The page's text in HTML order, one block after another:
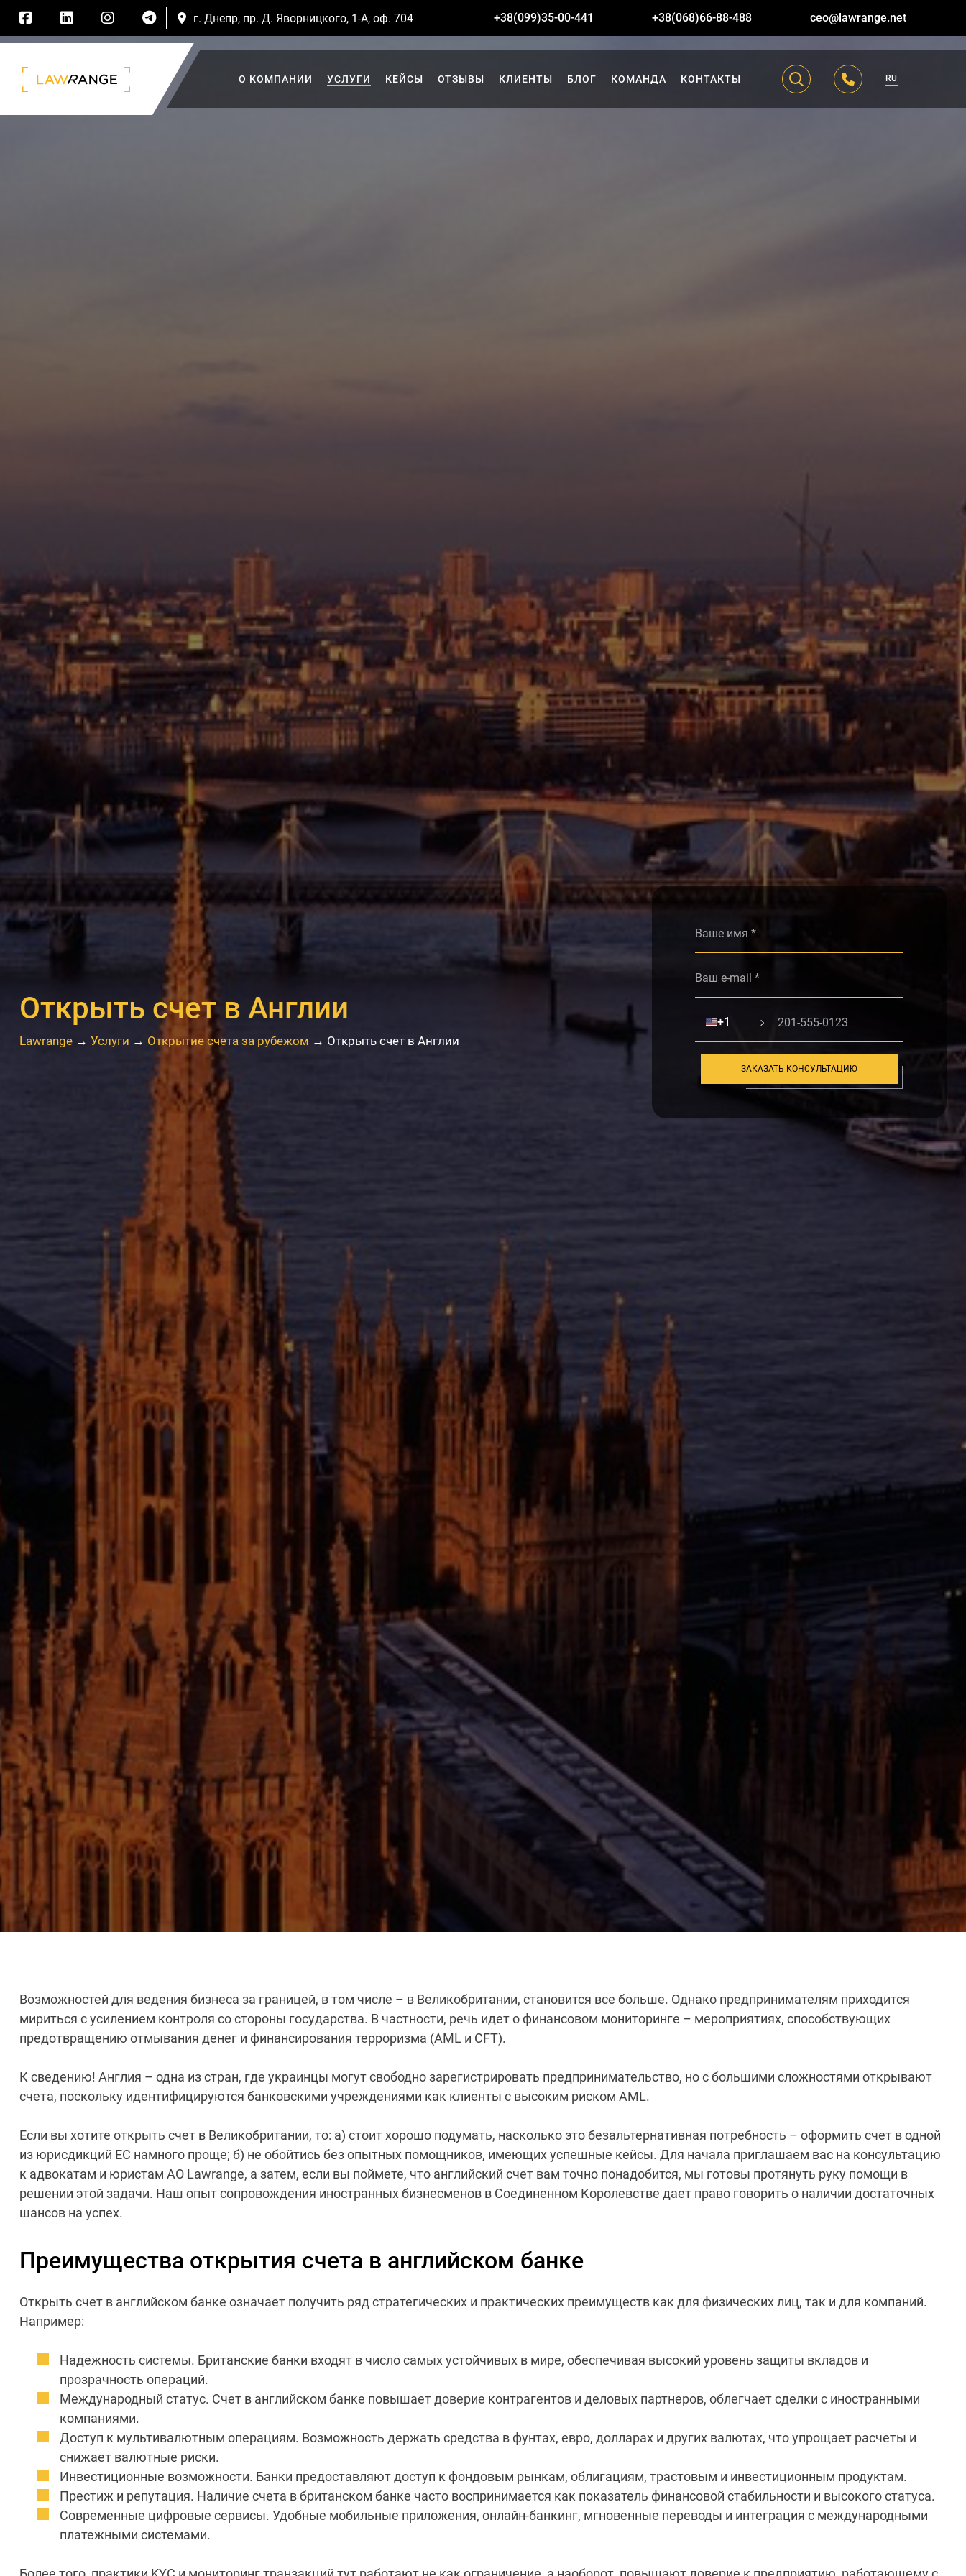
г. Днепр, пр. Д. Яворницкого, 1-А, оф. 704 +38(099)35-00-441 +38(068)66-88-488 ceo@lawrange.net
О КОМПАНИИ УСЛУГИ КЕЙСЫ ОТЗЫВЫ КЛИЕНТЫ БЛОГ КОМАНДА КОНТАКТЫ RU
Открыть счет в Англии
Lawrange → Услуги → Открытие счета за рубежом → Открыть счет в Англии
🇺🇸+1
ЗАКАЗАТЬ КОНСУЛЬТАЦИЮ
Возможностей для ведения бизнеса за границей, в том числе – в Великобритании, становится все больше. Однако предпринимателям приходится
мириться с усилением контроля со стороны государства. В частности, речь идет о финансовом мониторинге – мероприятиях, способствующих
предотвращению отмывания денег и финансирования терроризма (AML и CFT).
К сведению! Англия – одна из стран, где украинцы могут свободно зарегистрировать предпринимательство, но с большими сложностями открывают
счета, поскольку идентифицируются банковскими учреждениями как клиенты с высоким риском AML.
Если вы хотите открыть счет в Великобритании, то: а) стоит хорошо подумать, насколько это безальтернативная потребность – оформить счет в одной
из юрисдикций ЕС намного проще; б) не обойтись без опытных помощников, имеющих успешные кейсы. Для начала приглашаем вас на консультацию
к адвокатам и юристам АО Lawrange, а затем, если вы поймете, что английский счет вам точно понадобится, мы готовы протянуть руку помощи в
решении этой задачи. Наш опыт сопровождения иностранных бизнесменов в Соединенном Королевстве дает право говорить о наличии достаточных
шансов на успех.
Преимущества открытия счета в английском банке
Открыть счет в английском банке означает получить ряд стратегических и практических преимуществ как для физических лиц, так и для компаний.
Например:
Надежность системы. Британские банки входят в число самых устойчивых в мире, обеспечивая высокий уровень защиты вкладов и
прозрачность операций.
Международный статус. Счет в английском банке повышает доверие контрагентов и деловых партнеров, облегчает сделки с иностранными
компаниями.
Доступ к мультивалютным операциям. Возможность держать средства в фунтах, евро, долларах и других валютах, что упрощает расчеты и
снижает валютные риски.
Инвестиционные возможности. Банки предоставляют доступ к фондовым рынкам, облигациям, трастовым и инвестиционным продуктам.
Престиж и репутация. Наличие счета в британском банке часто воспринимается как показатель финансовой стабильности и высокого статуса.
Современные цифровые сервисы. Удобные мобильные приложения, онлайн‑банкинг, мгновенные переводы и интеграция с международными
платежными системами.